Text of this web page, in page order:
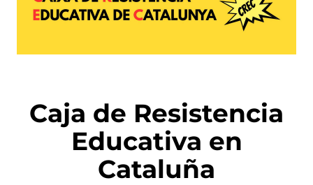
Caja de Resistencia
Educativa en
Cataluña